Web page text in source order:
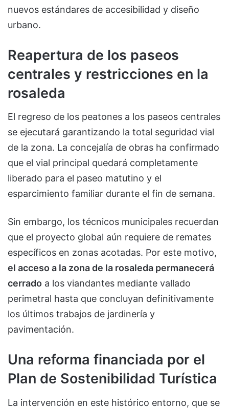
nuevos estándares de accesibilidad y diseño
urbano.
Reapertura de los paseos
centrales y restricciones en la
rosaleda
El regreso de los peatones a los paseos centrales
se ejecutará garantizando la total seguridad vial
de la zona. La concejalía de obras ha confirmado
que el vial principal quedará completamente
liberado para el paseo matutino y el
esparcimiento familiar durante el fin de semana.
Sin embargo, los técnicos municipales recuerdan
que el proyecto global aún requiere de remates
específicos en zonas acotadas. Por este motivo,
el acceso a la zona de la rosaleda permanecerá
cerrado a los viandantes mediante vallado
perimetral hasta que concluyan definitivamente
los últimos trabajos de jardinería y
pavimentación.
Una reforma financiada por el
Plan de Sostenibilidad Turística
La intervención en este histórico entorno, que se